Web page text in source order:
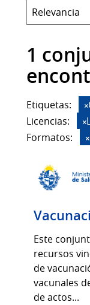
1
Etiquetas:
Licencias:
Formatos:
Este
recursos
de
vacunales
de actos...